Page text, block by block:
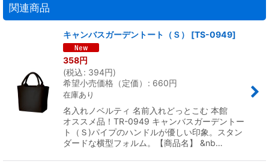
関連商品
キャンバスガーデントート（Ｓ） [TS-0949]
358円
(税込: 394円)
希望小売価格（定価）
: 660円
在庫あり
名入れノベルティ 名前入れどっとこむ 本館
オススメ品！TR-0949 キャンバスガーデントー
ト（Ｓ)パイプのハンドルが優しい印象。スタン
ダードな横型フォルム。【商品名】 &nb…